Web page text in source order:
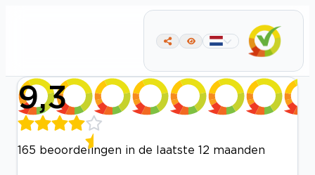
9,3
165 beoordelingen in de laatste 12 maanden